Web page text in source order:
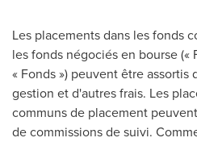
Les placements dans les fonds
les fonds négociés en bourse («
« Fonds ») peuvent être
gestion et d'autres frais. Les
communs de placement
de commissions de suivi.